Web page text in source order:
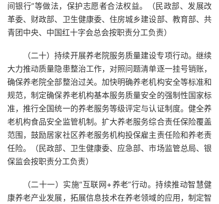
间银行”等做法，保护志愿者合法权益。（民政部、发展改
革委、财政部、卫生健康委、住房城乡建设部、教育部、共
青团中央、中国红十字会总会按职责分工负责）
（二十）持续开展养老院服务质量建设专项行动。继续
大力推动质量隐患整治工作，对照问题清单逐一挂号销账，
确保养老院全部整治过关。加快明确养老机构安全等标准和
规范，制定确保养老机构基本服务质量安全的强制性国家标
准，推行全国统一的养老服务等级评定与认证制度。健全养
老机构食品安全监管机制。扩大养老服务综合责任保险覆盖
范围，鼓励居家社区养老服务机构投保雇主责任险和养老责
任险。（民政部、卫生健康委、应急部、市场监管总局、银
保监会按职责分工负责）
（二十一）实施“互联网+养老”行动。持续推动智慧健
康养老产业发展，拓展信息技术在养老领域的应用，制定智